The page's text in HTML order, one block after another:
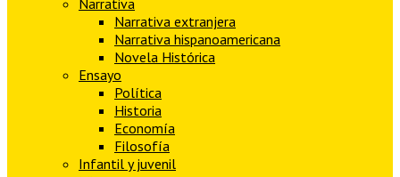
Narrativa
Narrativa extranjera
Narrativa hispanoamericana
Novela Histórica
Ensayo
Política
Historia
Economía
Filosofía
Infantil y juvenil